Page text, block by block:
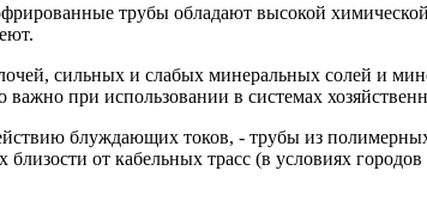
трубы обладают высокой
сильных и слабых минеральных солей и
при использовании в системах
блуждающих токов, - трубы из
от кабельных трасс (в условиях